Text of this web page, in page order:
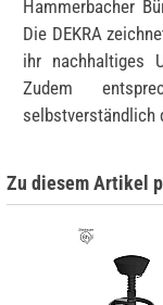
Hammerbacher
Die DEKRA
ihr nachhaltiges
Zudem
selbstverständlich
Zu diesem Artikel